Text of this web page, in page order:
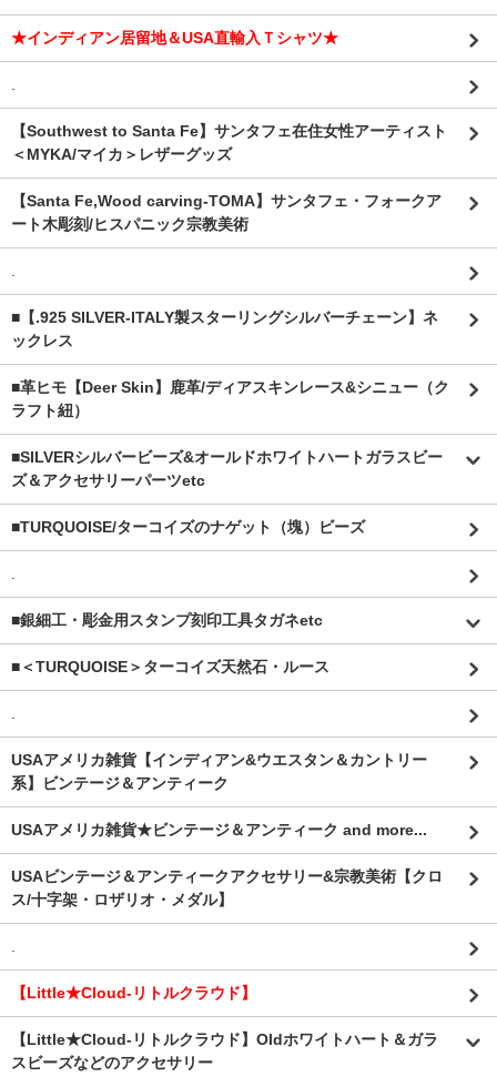
★インディアン居留地＆USA直輸入Ｔシャツ★
.
【Southwest to Santa Fe】サンタフェ在住女性アーティスト
＜MYKA/マイカ＞レザーグッズ
【Santa Fe,Wood carving-TOMA】サンタフェ・フォークア
ート木彫刻/ヒスパニック宗教美術
.
■【.925 SILVER-ITALY製スターリングシルバーチェーン】ネ
ックレス
■革ヒモ【Deer Skin】鹿革/ディアスキンレース&シニュー（ク
ラフト紐）
■SILVERシルバービーズ&オールドホワイトハートガラスビー
ズ＆アクセサリーパーツetc
■TURQUOISE/ターコイズのナゲット（塊）ビーズ
.
■銀細工・彫金用スタンプ刻印工具タガネetc
■＜TURQUOISE＞ターコイズ天然石・ルース
.
USAアメリカ雑貨【インディアン&ウエスタン＆カントリー
系】ビンテージ＆アンティーク
USAアメリカ雑貨★ビンテージ＆アンティーク and more...
USAビンテージ＆アンティークアクセサリー&宗教美術【クロ
ス/十字架・ロザリオ・メダル】
.
【Little★Cloud-リトルクラウド】
【Little★Cloud-リトルクラウド】Oldホワイトハート＆ガラ
スビーズなどのアクセサリー